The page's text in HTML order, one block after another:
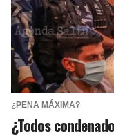
¿PENA MÁXIMA?
¿Todos